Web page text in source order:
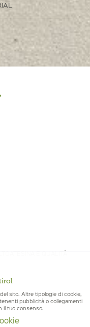
E QUALITÁ
sito. Altre tipologie di cookie,
pubblicità o collegamenti
il tuo consenso.